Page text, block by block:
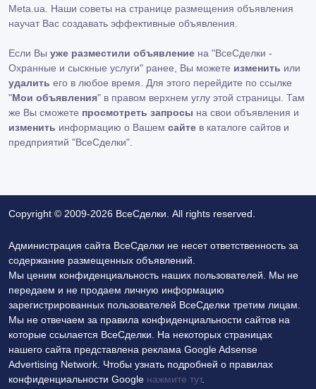
Meta.ua. Наши советы на странице размещения объявления
научат Вас создавать эффективные объявления.
Если Вы уже разместили объявление на "ВсеСделки -
Охранные и сыскные услуги" ранее, Вы можете изменить или
удалить его в любое время. Для этого перейдите по ссылке
"Мои объявления" в правом верхнем углу этой страницы. Там
же Вы сможете просмотреть запросы на свои объявления и
изменить информацию о Вашем сайте в каталоге сайтов и
предприятий "ВсеСделки".
Copyright © 2009-2026 ВсеСделки. All rights reserved.
Администрация сайта ВсеСделки не несет ответственность за
содержание размещенных объявлений.
Мы ценим конфиденциальность наших пользователей. Мы не
передаем и не продаем личную информацию
зарегистрированных пользователей ВсеСделки третим лицам.
Мы не отвечаем за правила конфиденциальности сайтов на
которые ссылается ВсеСделки. На некоторых страницах
нашего сайта представлена реклама Google Adsense
Advertising Network. Чтобы узнать подробней о правилах
конфиденциальности Google нажмите тут.